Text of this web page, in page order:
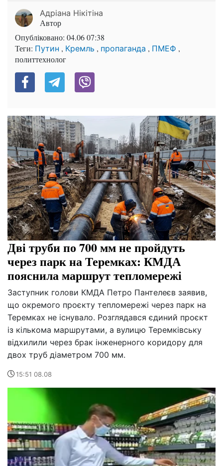
Адріана Нікітіна
Автор
Опубліковано: 04.06 07:38
Теги: Путин , Кремль , пропаганда , ПМЕФ ,
политтехнолог
Дві труби по 700 мм не пройдуть
через парк на Теремках: КМДА
пояснила маршрут тепломережі
Заступник голови КМДА Петро Пантелеєв заявив,
що окремого проєкту тепломережі через парк на
Теремках не існувало. Розглядався єдиний проєкт
із кількома маршрутами, а вулицю Теремківську
відхилили через брак інженерного коридору для
двох труб діаметром 700 мм.
15:51 08.08